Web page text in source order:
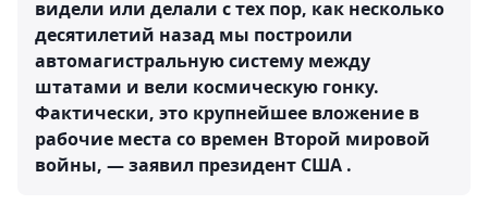
видели или делали с тех пор, как несколько
десятилетий назад мы построили
автомагистральную систему между
штатами и вели космическую гонку.
Фактически, это крупнейшее вложение в
рабочие места со времен Второй мировой
войны, — заявил президент США .